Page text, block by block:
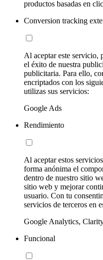
productos basadas en
Conversion tracking
Al aceptar este servicio,
el éxito de nuestra
publicitaria. Para ello,
encriptados con los
utilizas sus servicios:
Google Ads
Rendimiento
Al aceptar estos
forma anónima el
dentro de nuestro sitio
sitio web y mejorar
usuario. Con tu
servicios de terceros en
Google Analytics,
Funcional